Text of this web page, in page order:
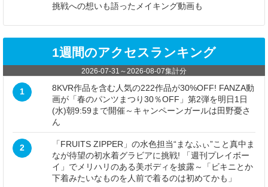
挑戦への想いも語ったメイキング動画も
1週間のアクセスランキング
2026-07-31 ～ 2026-08-07集計分
1
8KVR作品を含む人気の222作品が30%OFF! FANZA動
画が「春のパンツまつり30％OFF」第2弾を明日1日
(水)朝9:59まで開催～キャンペーンガールは田野憂さ
ん
2
「FRUITS ZIPPER」の水色担当“まなふぃ”こと真中ま
なが待望の初水着グラビアに挑戦! 「週刊プレイボー
イ」でメリハリのある美ボディを披露～「ビキニとか
下着みたいなものを人前で着るのは初めてかも」